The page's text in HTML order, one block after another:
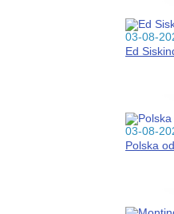
03-08-
Ed
03-08-
Polska